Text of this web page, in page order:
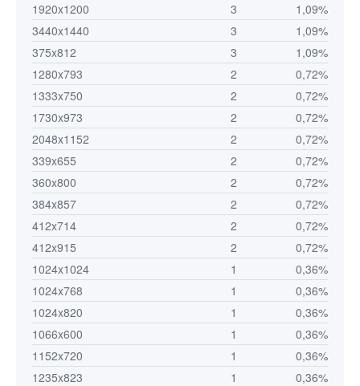
1920x1200
3
1,09%
3440x1440
3
1,09%
375x812
3
1,09%
1280x793
2
0,72%
1333x750
2
0,72%
1730x973
2
0,72%
2048x1152
2
0,72%
339x655
2
0,72%
360x800
2
0,72%
384x857
2
0,72%
412x714
2
0,72%
412x915
2
0,72%
1024x1024
1
0,36%
1024x768
1
0,36%
1024x820
1
0,36%
1066x600
1
0,36%
1152x720
1
0,36%
1235x823
1
0,36%